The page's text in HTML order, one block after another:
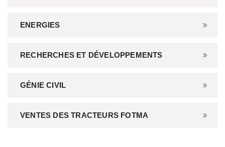
ENERGIES
RECHERCHES ET DÉVELOPPEMENTS
GÉNIE CIVIL
VENTES DES TRACTEURS FOTMA